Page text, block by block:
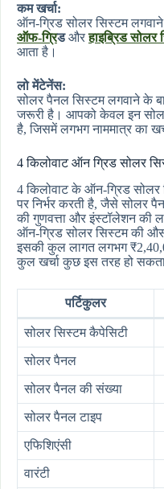
कम खर्चा:
ऑन-ग्रिड सोलर सिस्टम
ऑफ-ग्रिडऔरहाइब्रिड सोलर
आता है।
लो मेंटेनेंस:
सोलर पैनल सिस्टम लगवाने के
जरूरी है। आपको केवल इन
है, जिसमें लगभग नाममात्र का
4 किलोवाट ऑन ग्रिड सोलर
4 किलोवाट के ऑन-ग्रिड
पर निर्भर करती है, जैसे सोलर
की गुणवत्ता और इंस्टॉलेशन की
ऑन-ग्रिड सोलर सिस्टम की
इसकी कुल लागत लगभग
कुल खर्चा कुछ इस तरह हो
पर्टिकुलर
सोलर सिस्टम कैपेसिटी
सोलर पैनल
सोलर पैनल की संख्या
सोलर पैनल टाइप
एफिशिएंसी
वारंटी